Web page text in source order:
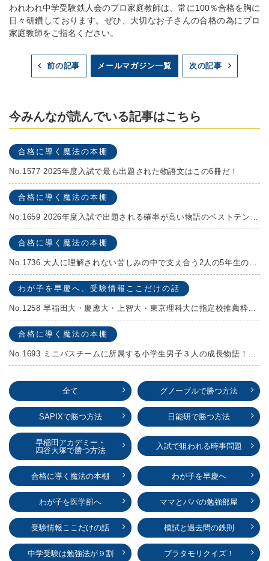
われわれ中学受験鉄人会のプロ家庭教師は、常に100％合格を胸に
日々研鑽しております。ぜひ、大切なお子さんの合格の為にプロ
家庭教師をご指名ください。
前の記事 メールマガジン一覧 次の記事
今みんなが読んでいる記事はこちら
合格に導く魔法の本棚
No.1577 2025年度入試で最も出題された物語文はこの6冊だ！
合格に導く魔法の本棚
合格に導く魔法の本棚
わが子を早慶へ、受験情報ここだけの話
合格に導く魔法の本棚
全て グノーブルで勝つ方法
SAPIXで勝つ方法 日能研で勝つ方法
早稲田アカデミー・
四谷大塚で勝つ方法
入試で狙われる時事問題
合格に導く魔法の本棚 わが子を早慶へ
わが子を医学部へ ママとパパの勉強部屋
受験情報ここだけの話 模試と過去問の鉄則
中学受験は勉強法が９割 ブラタモリクイズ！